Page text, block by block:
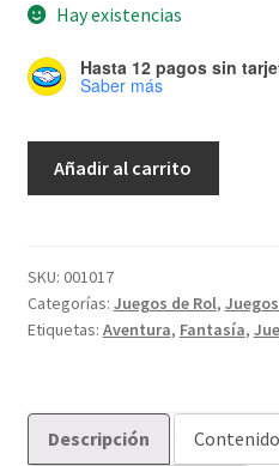
Hay existencias
Hasta 12 pagos sin
Saber más
Affairs
cantidad
Añadir al carrito
SKU: 001017
Categorías: Juegos de Rol,
Etiquetas: Aventura, Fantasía,
Descripción